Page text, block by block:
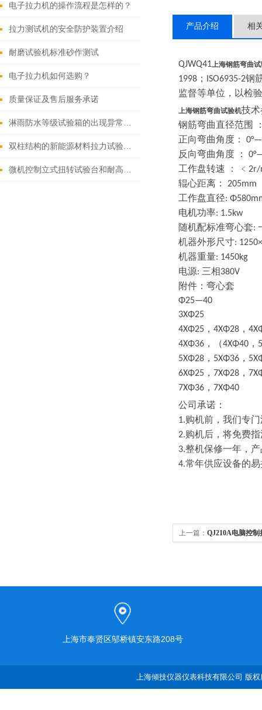
电子拉力机的操作流程是怎样的？
拉力测试机的安全防护装置介绍
耐磨试验机标准砂作测试
电子拉力机如何选购？
质量保证及售后服务承诺
淋雨防水等级试验箱的出现异常怎样解决
双柱结构的新能源材料拉力试验机的优势和劣势分别是什么？
微机控制立式扭转试验台和耐高温材料拉伸试验机的区别是什么？
产品介绍 相
QJWQ41上海钢筋弯曲
1998 ； ISO6935-2钢
监督等单位，以检
上海钢筋弯曲试验机技
钢筋弯曲直径范围
正向弯曲角度：
反向弯曲角度 ：
工作盘转速 ： ﹤ 2r/
辊心距离： 205mm
工作盘直径:
电机功率: 1.5kw
随机配标准弯心套:
机器外形尺寸:
机器重量: 1450kg
电源: 三相380V
附件：弯心套
Φ25—40
3ΧΦ25
4ΧΦ25 ， 4ΧΦ28 ，
4ΧΦ36 ，（4ΧΦ40 ，
5ΧΦ28 ， 5ΧΦ36 ，
6ΧΦ25 ， 7ΧΦ28 ，
7ΧΦ36 ， 7ΧΦ40
公司承诺：
1.购机前，我们专
2.购机后，将免费
3.整机保修一年，
4.常年供应设备的
上一篇： QJ210A电脑控制
上海市奉贤区邬桥镇安东路208号
上海倾技仪器仪表科技有限公司 版